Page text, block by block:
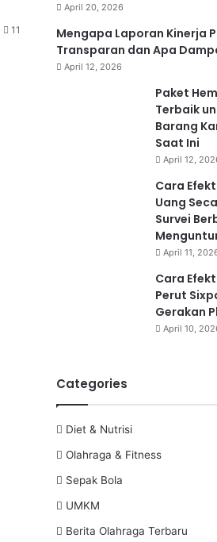
11
April 20, 2026
Mengapa Laporan Kinerja
Transparan dan Apa
April 12, 2026
Paket
Terbaik
Barang
Saat Ini
April 12,
Cara
Uang
Survei
April 11,
Cara
Perut
Gerakan
April 10,
Categories
Diet & Nutrisi
Olahraga & Fitness
Sepak Bola
UMKM
Berita Olahraga Terbaru